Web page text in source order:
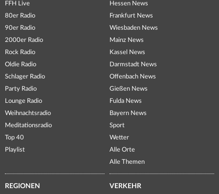
FFH Live
80er Radio
90er Radio
2000er Radio
Rock Radio
Oldie Radio
Schlager Radio
Party Radio
Lounge Radio
Weihnachtsradio
Meditationsradio
Top 40
Playlist
Hessen News
Frankfurt News
Wiesbaden News
Mainz News
Kassel News
Darmstadt News
Offenbach News
Gießen News
Fulda News
Bayern News
Sport
Wetter
Alle Orte
Alle Themen
REGIONEN VERKEHR